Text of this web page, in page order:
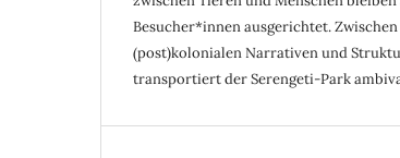
Besucher*innen ausgerichtet.
(post)kolonialen Narrativen und
transportiert der Serengeti-Park